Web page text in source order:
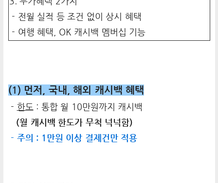
- 전월 실적 등 조건 없이 상시 혜택
- 여행 혜택, OK 캐시백 멤버십 기능
(1) 먼저, 국내, 해외 캐시백 혜택
- 한도: 통합 월 10만원까지 캐시백
(월 캐시백 한도가 무척 넉넉함)
- 주의 : 1만원 이상 결제건만 적용